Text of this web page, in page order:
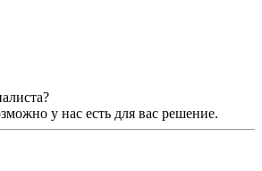
у нас есть для вас решение.